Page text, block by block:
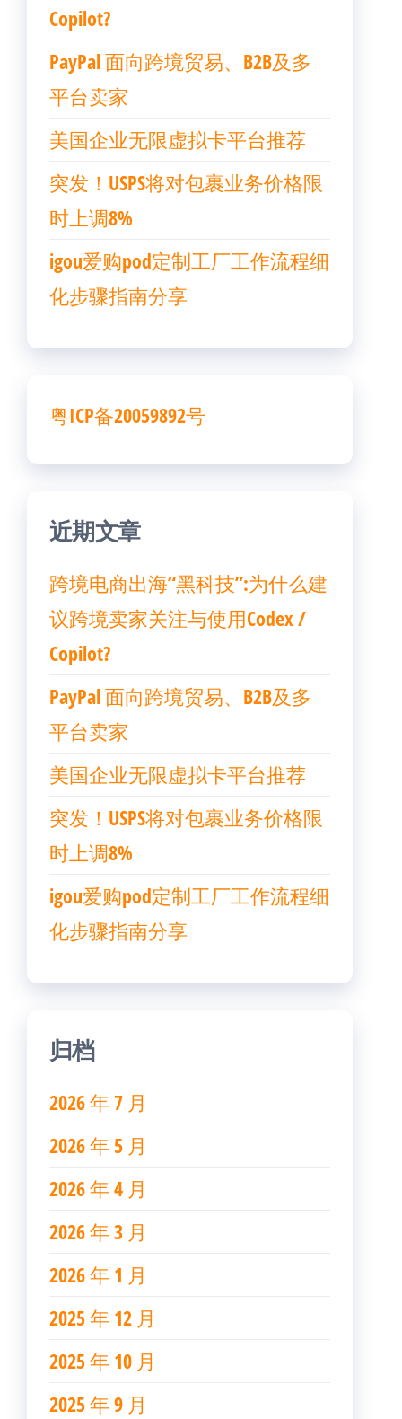
Copilot?
PayPal 面向跨境贸易、B2B及多
平台卖家
美国企业无限虚拟卡平台推荐
突发！USPS将对包裹业务价格限
时上调8%
igou爱购pod定制工厂工作流程细
化步骤指南分享
粤ICP备20059892号
近期文章
跨境电商出海“黑科技”:为什么建
议跨境卖家关注与使用Codex /
Copilot?
PayPal 面向跨境贸易、B2B及多
平台卖家
美国企业无限虚拟卡平台推荐
突发！USPS将对包裹业务价格限
时上调8%
igou爱购pod定制工厂工作流程细
化步骤指南分享
归档
2026 年 7 月
2026 年 5 月
2026 年 4 月
2026 年 3 月
2026 年 1 月
2025 年 12 月
2025 年 10 月
2025 年 9 月